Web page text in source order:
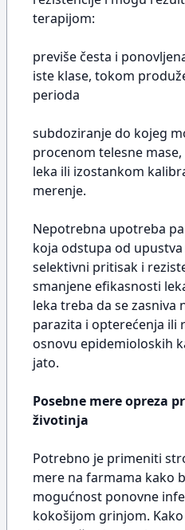
terapijom:
previše česta i
iste klase, tokom
perioda
subdoziranje do kojeg
procenom telesne
leka ili izostankom
merenje.
Nepotrebna upotreba
koja odstupa od
selektivni pritisak i
smanjene efikasnosti
leka treba da se zasniva
parazita i opterećenja ili
osnovu epidemioloskih
jato.
Posebne mere opreza
životinja
Potrebno je primeniti
mere na farmama kako
mogućnost ponovne
kokošijom grinjom.